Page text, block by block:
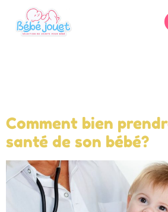
Comment bien
santé de son bébé?